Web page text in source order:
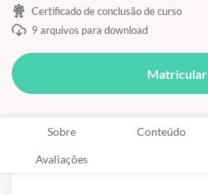
Certificado de conclusão de curso
9 arquivos para download
Matricular
Sobre Conteúdo
Avaliações